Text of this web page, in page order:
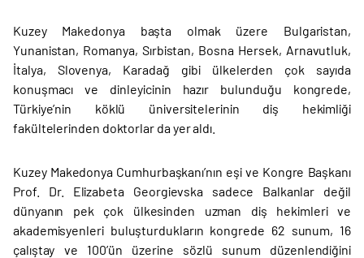
Kuzey Makedonya başta olmak üzere Bulgaristan,
Yunanistan, Romanya, Sırbistan, Bosna Hersek, Arnavutluk,
İtalya, Slovenya, Karadağ gibi ülkelerden çok sayıda
konuşmacı ve dinleyicinin hazır bulunduğu kongrede,
Türkiye’nin köklü üniversitelerinin diş hekimliği
fakültelerinden doktorlar da yer aldı.
Kuzey Makedonya Cumhurbaşkanı’nın eşi ve Kongre Başkanı
Prof. Dr. Elizabeta Georgievska sadece Balkanlar değil
dünyanın pek çok ülkesinden uzman diş hekimleri ve
akademisyenleri buluşturdukların kongrede 62 sunum, 16
çalıştay ve 100’ün üzerine sözlü sunum düzenlendiğini